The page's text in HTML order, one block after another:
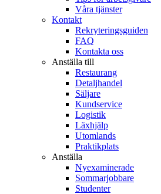
Våra tjänster
Kontakt
Rekryteringsguiden
FAQ
Kontakta oss
Anställa till
Restaurang
Detaljhandel
Säljare
Kundservice
Logistik
Läxhjälp
Utomlands
Praktikplats
Anställa
Nyexaminerade
Sommarjobbare
Studenter